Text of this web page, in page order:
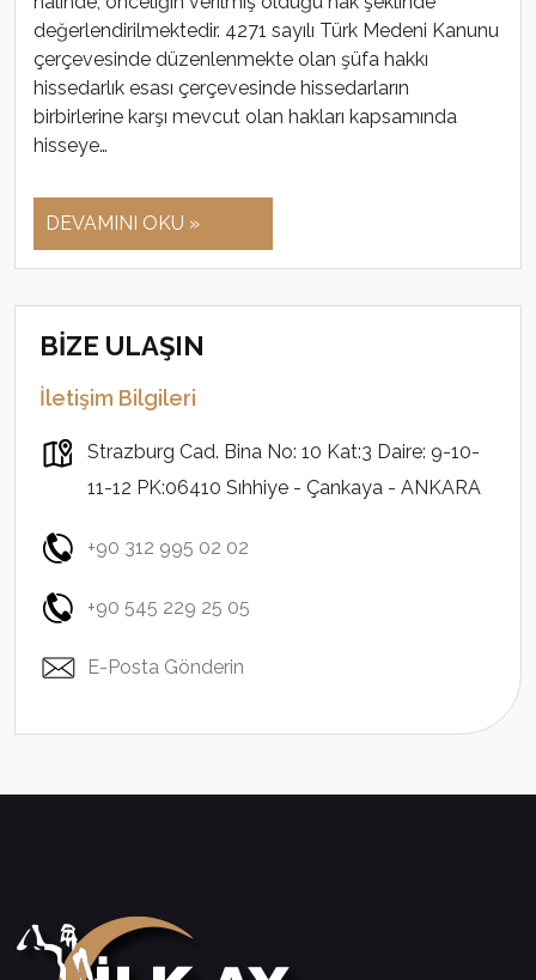
değerlendirilmektedir. 4271 sayılı Türk Medeni Kanunu
çerçevesinde düzenlenmekte olan şüfa hakkı
hissedarlık esası çerçevesinde hissedarların
birbirlerine karşı mevcut olan hakları kapsamında
hisseye…
DEVAMINI OKU »
BİZE ULAŞIN
İletişim Bilgileri
Strazburg Cad. Bina No: 10 Kat:3 Daire: 9-10-
11-12 PK:06410 Sıhhiye - Çankaya - ANKARA
+90 312 995 02 02
+90 545 229 25 05
E-Posta Gönderin